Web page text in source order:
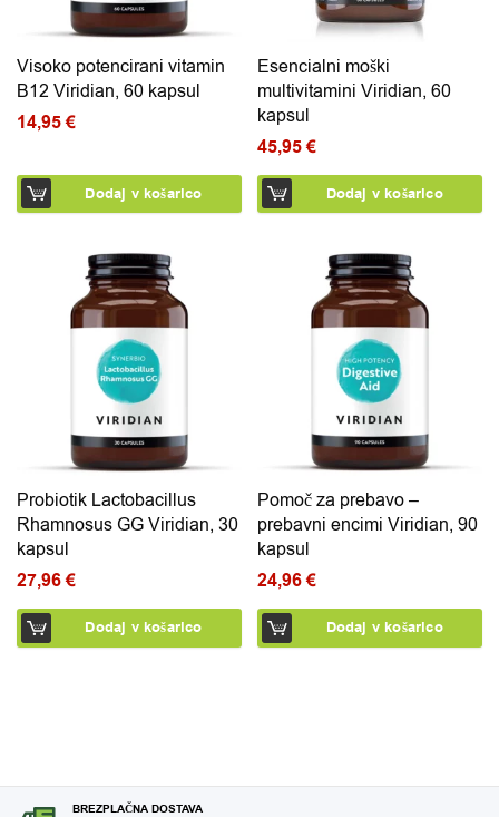
Visoko potencirani vitamin
B12 Viridian, 60 kapsul
14,95€
Dodaj v košarico
Esencialni moški
multivitamini Viridian, 60
kapsul
45,95€
Dodaj v košarico
Probiotik Lactobacillus
Rhamnosus GG Viridian, 30
kapsul
27,96€
Dodaj v košarico
Pomoč za prebavo –
prebavni encimi Viridian, 90
kapsul
24,96€
Dodaj v košarico
BREZPLAČNA DOSTAVA